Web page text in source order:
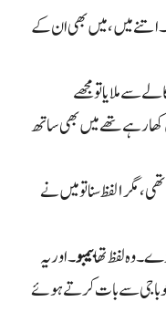
اتنے میں، میں بھی ان کے
سے ملایا تو مجھے
رہے تھے میں بھی ساتھ
مگر۱لفظ سنا تو میں نے
وہ لفظ تھابیمبو۔ اور یہ
باجی سے بات کرتے ہوئے